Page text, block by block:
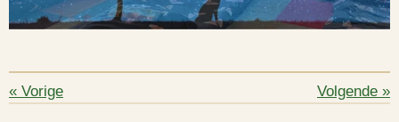
« Vorige Volgende »